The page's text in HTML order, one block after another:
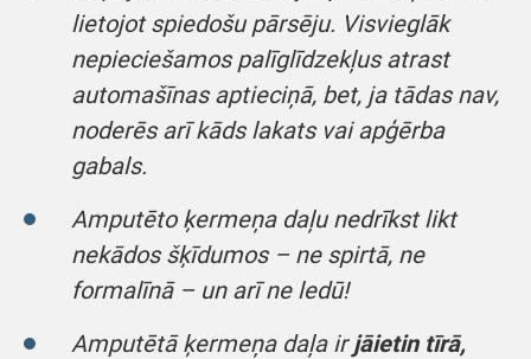
lietojot spiedošu pārsēju. Visvieglāk
nepieciešamos palīglīdzekļus atrast
automašīnas aptieciņā, bet, ja tādas nav,
noderēs arī kāds lakats vai apģērba
gabals.
Amputēto ķermeņa daļu nedrīkst likt
nekādos šķīdumos – ne spirtā, ne
formalīnā – un arī ne ledū!
Amputētā ķermeņa daļa irjāietin tīrā,